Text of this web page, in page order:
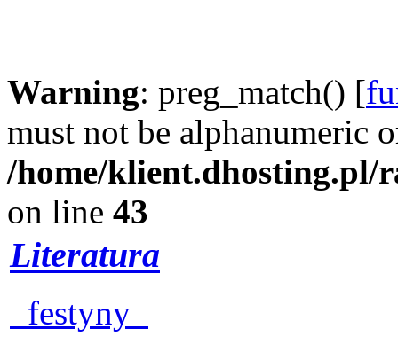
Warning: preg_match() [
must not be alphanumeric
/home/klient.dhosting.pl/
on line 43
Literatura
festyny